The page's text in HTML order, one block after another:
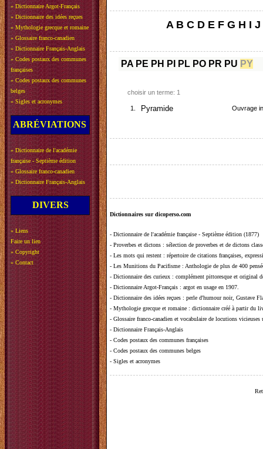
» Dictionnaire Argot-Français
» Dictionnaire des idées reçues
» Mythologie grecque et romaine
» Glossaire franco-canadien
» Dictionnaire Français-Anglais
» Codes postaux des communes
françaises
» Codes postaux des communes
belges
» Sigles et acronymes
ABRÉVIATIONS
» Dictionnaire de l'académie
française - Septième édition
» Glossaire franco-canadien
» Dictionnaire Français-Anglais
DIVERS
» Liens
Faire un lien
» Copyright
» Contact
A B C D E F G H I J
PA PE PH PI PL PO PR PU PY
choisir un terme: 1
1. Pyramide Ouvrage
Dictionnaires sur dicoperso.com
- Dictionnaire de l'académie française - Septième édition (1877)
- Proverbes et dictons : sélection de proverbes et de dictons
- Les mots qui restent : répertoire de citations françaises,
- Les Munitions du Pacifisme : Anthologie de plus de 400
- Dictionnaire des curieux : complément pittoresque et original
- Dictionnaire Argot-Français : argot en usage en 1907.
- Dictionnaire des idées reçues : perle d'humour noir, Gustave
- Mythologie grecque et romaine : dictionnaire créé à partir du
- Glossaire franco-canadien et vocabulaire de locutions vicieuses
- Dictionnaire Français-Anglais
- Codes postaux des communes françaises
- Codes postaux des communes belges
- Sigles et acronymes